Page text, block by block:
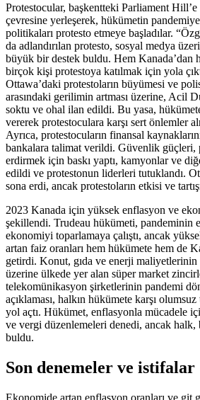
Protestocular, başkentteki Parliament
çevresine yerleşerek, hükümetin pandemiye
politikaları protesto etmeye başladılar.
da adlandırılan protesto, sosyal medya
büyük bir destek buldu. Hem Kanada’dan
birçok kişi protestoya katılmak için yola
Ottawa’daki protestoların büyümesi ve
arasındaki gerilimin artması üzerine, Acil
soktu ve ohal ilan edildi. Bu yasa,
vererek protestoculara karşı sert önlemler
Ayrıca, protestocuların finansal
bankalara talimat verildi. Güvenlik güçleri,
erdirmek için baskı yaptı, kamyonlar ve
edildi ve protestonun liderleri tutuklandı.
sona erdi, ancak protestoların etkisi ve
2023 Kanada için yüksek enflasyon ve
şekillendi. Trudeau hükümeti, pandeminin
ekonomiyi toparlamaya çalıştı, ancak
artan faiz oranları hem hükümete hem de
getirdi. Konut, gıda ve enerji maliyetlerinin
üzerine ülkede yer alan süper market
telekomünikasyon şirketlerinin pandemi
açıklaması, halkın hükümete karşı
yol açtı. Hükümet, enflasyonla mücadele
ve vergi düzenlemeleri denedi, ancak halk,
buldu.
Son denemeler ve istifalar
Ekonomide artan enflasyon oranları ve git